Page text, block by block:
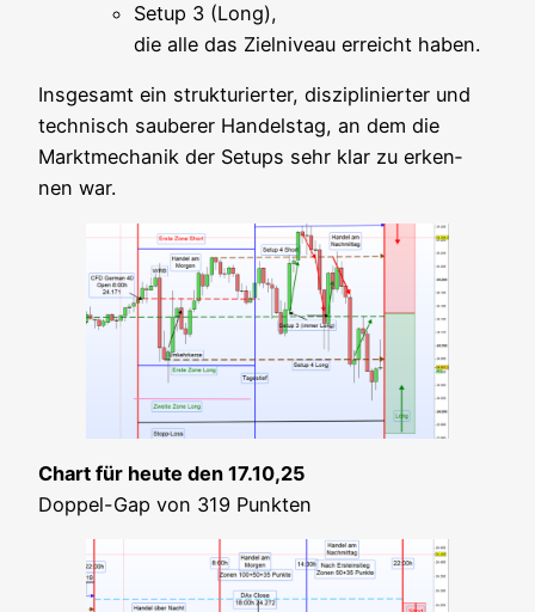
Set­up 3 (Long),
die alle das Ziel­ni­veau erreicht haben.
Ins­ge­samt ein struk­tu­rier­ter, dis­zi­pli­nier­ter und
tech­nisch sau­be­rer Han­dels­tag, an dem die
Markt­me­cha­nik der Set­ups sehr klar zu erken­
nen war.
Chart für heu­te den 17.10,25
Dop­pel-Gap von 319 Punkten